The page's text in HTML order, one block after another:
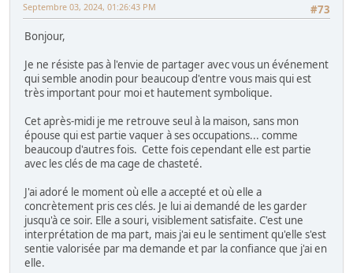
#73
Septembre 03, 2024, 01:26:43 PM
Bonjour,
Je ne résiste pas à l'envie de partager avec vous un événement
qui semble anodin pour beaucoup d'entre vous mais qui est
très important pour moi et hautement symbolique.
Cet après-midi je me retrouve seul à la maison, sans mon
épouse qui est partie vaquer à ses occupations... comme
beaucoup d'autres fois. Cette fois cependant elle est partie
avec les clés de ma cage de chasteté.
J'ai adoré le moment où elle a accepté et où elle a
concrètement pris ces clés. Je lui ai demandé de les garder
jusqu'à ce soir. Elle a souri, visiblement satisfaite. C'est une
interprétation de ma part, mais j'ai eu le sentiment qu'elle s'est
sentie valorisée par ma demande et par la confiance que j'ai en
elle.